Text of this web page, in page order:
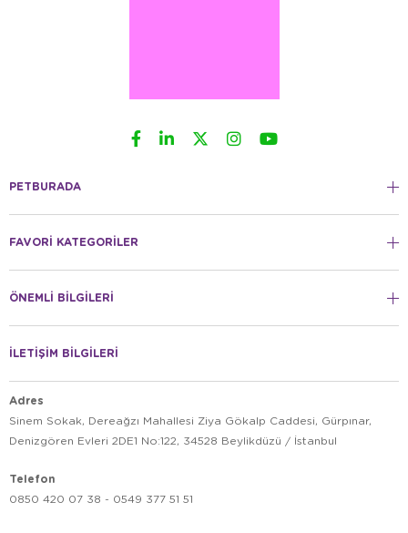
PETBURADA
FAVORİ KATEGORİLER
ÖNEMLİ BİLGİLERİ
İLETİŞİM BİLGİLERİ
Adres
Sinem Sokak, Dereağzı Mahallesi Ziya Gökalp Caddesi, Gürpınar,
Denizgören Evleri 2DE1 No:122, 34528 Beylikdüzü / İstanbul
Telefon
0850 420 07 38 - 0549 377 51 51